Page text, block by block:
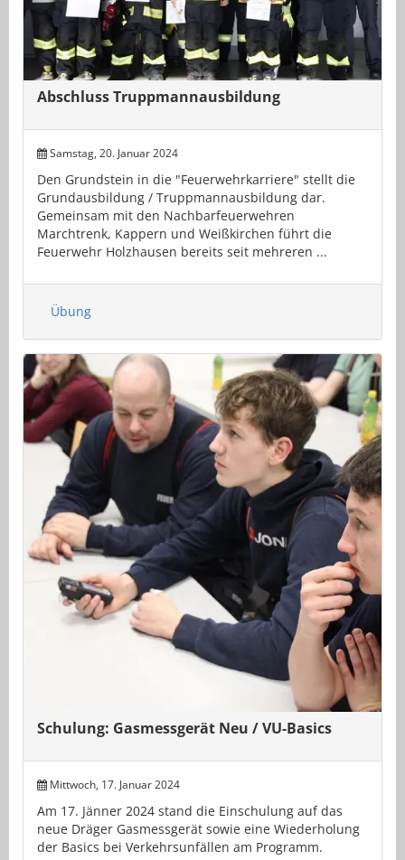
Abschluss Truppmannausbildung
Samstag, 20. Januar 2024
Den Grundstein in die "Feuerwehrkarriere" stellt die
Grundausbildung / Truppmannausbildung dar.
Gemeinsam mit den Nachbarfeuerwehren
Marchtrenk, Kappern und Weißkirchen führt die
Feuerwehr Holzhausen bereits seit mehreren ...
Übung
Schulung: Gasmessgerät Neu / VU-Basics
Mittwoch, 17. Januar 2024
Am 17. Jänner 2024 stand die Einschulung auf das
neue Dräger Gasmessgerät sowie eine Wiederholung
der Basics bei Verkehrsunfällen am Programm.